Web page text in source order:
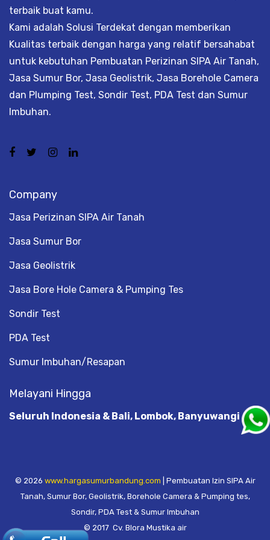
terbaik buat kamu.
Kami adalah Solusi Terdekat dengan memberikan
Kualitas terbaik dengan harga yang relatif bersahabat
untuk kebutuhan Pembuatan Perizinan SIPA Air Tanah,
Jasa Sumur Bor, Jasa Geolistrik, Jasa Borehole Camera
dan Plumping Test, Sondir Test, PDA Test dan Sumur
Imbuhan.
Company
Jasa Perizinan SIPA Air Tanah
Jasa Sumur Bor
Jasa Geolistrik
Jasa Bore Hole Camera & Pumping Tes
Sondir Test
PDA Test
Sumur Imbuhan/Resapan
Melayani Hingga
Seluruh Indonesia & Bali, Lombok, Banyuwangi
© 2026 www.hargasumurbandung.com | Pembuatan Izin SIPA Air
Tanah, Sumur Bor, Geolistrik, Borehole Camera & Pumping tes,
Sondir, PDA Test & Sumur Imbuhan
© 2017 Cv. Blora Mustika air